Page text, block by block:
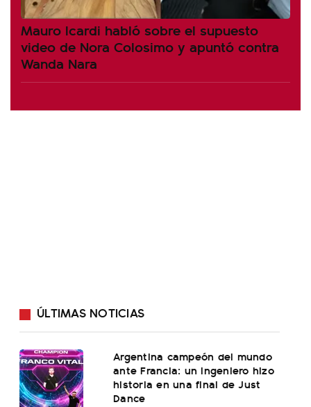
Mauro Icardi habló sobre el supuesto
video de Nora Colosimo y apuntó contra
Wanda Nara
ÚLTIMAS NOTICIAS
Argentina campeón del mundo
ante Francia: un ingeniero hizo
historia en una final de Just
Dance